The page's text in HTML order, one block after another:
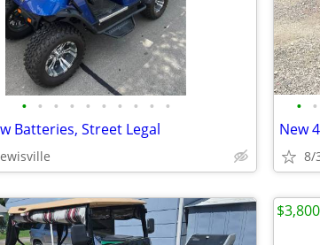
• • • • • • • • • •
Batteries, Street Legal
• •
New
8/
$3,800